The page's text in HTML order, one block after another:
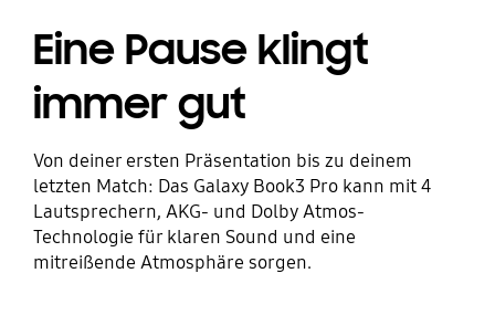
Eine Pause klingt
immer gut
Von deiner ersten Präsentation bis zu deinem
letzten Match: Das Galaxy Book3 Pro kann mit 4
Lautsprechern, AKG- und Dolby Atmos-
Technologie für klaren Sound und eine
mitreißende Atmosphäre sorgen.